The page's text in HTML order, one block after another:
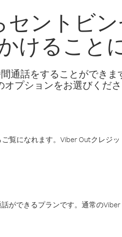
ントビ
けること
通話をすることができ
オプションをお選びくださ
覧になれます。Viber Outクレジ
ができるプランです。通常の